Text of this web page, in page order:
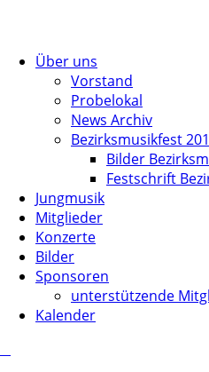
Über uns
Vorstand
Probelokal
News Archiv
Bezirksmusikfest
Bilder
Festschrift
Jungmusik
Mitglieder
Konzerte
Bilder
Sponsoren
unterstützende
Kalender